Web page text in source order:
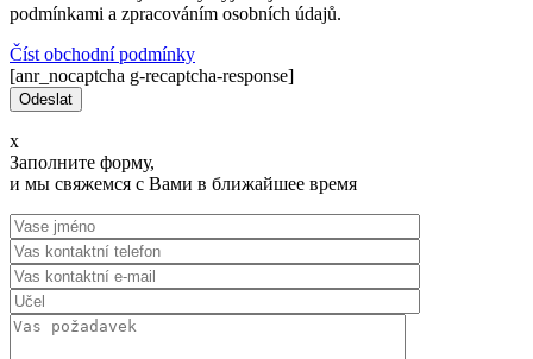
podmínkami a zpracováním osobních údajů.
Číst оbchodní podmínky
[anr_nocaptcha g-recaptcha-response]
x
Заполните форму,
и мы свяжемся с Вами в ближайшее время